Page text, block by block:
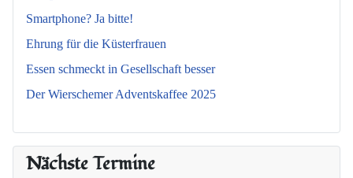
Smartphone? Ja bitte!
Ehrung für die Küsterfrauen
Essen schmeckt in Gesellschaft besser
Der Wierschemer Adventskaffee 2025
Nächste Termine